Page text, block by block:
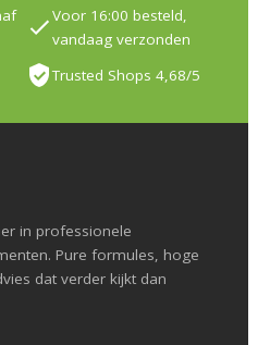
Voor 16:00 besteld,
vandaag verzonden
Trusted Shops 4,68/5
in professionele
Pure formules, hoge
dat verder kijkt dan